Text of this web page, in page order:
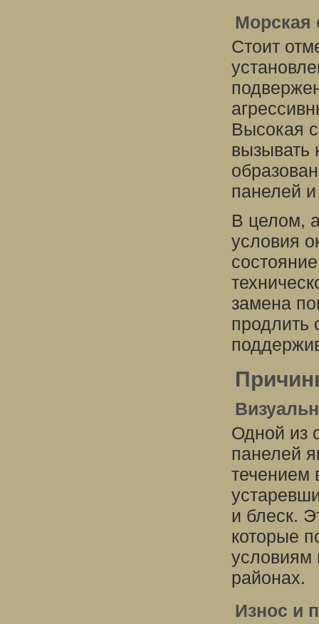
Морская
Стоит
Высокая
вызывать
панелей
В целом,
условия
замена
продлить
Одной из
панелей
течением
и блеск.
которые
условиям
районах.
Износ и